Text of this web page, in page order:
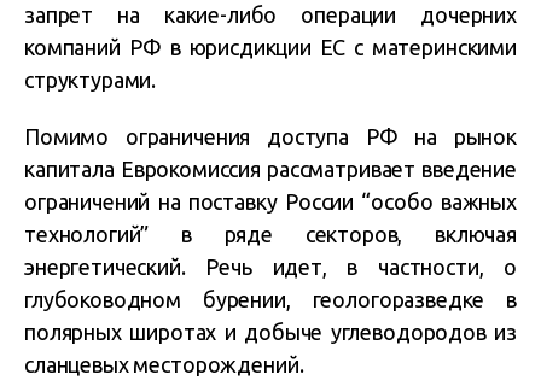
запрет на какие-либо операции дочерних
компаний РФ в юрисдикции ЕС с материнскими
структурами.
Помимо ограничения доступа РФ на рынок
капитала Еврокомиссия рассматривает введение
ограничений на поставку России “особо важных
технологий” в ряде секторов, включая
энергетический. Речь идет, в частности, о
глубоководном бурении, геологоразведке в
полярных широтах и добыче углеводородов из
сланцевых месторождений.